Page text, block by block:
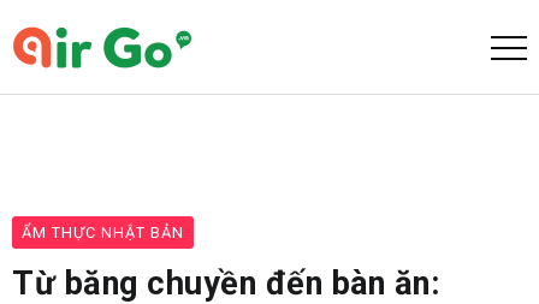
ẨM THỰC NHẬT BẢN
Từ băng chuyền đến bàn ăn: